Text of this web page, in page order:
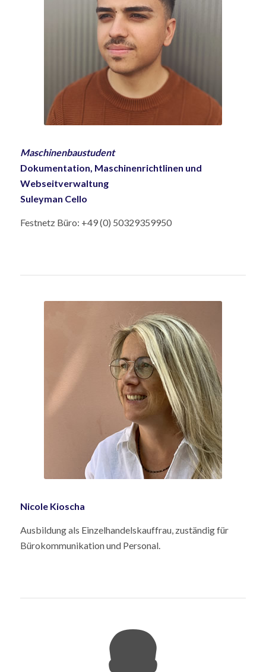
Maschinenbaustudent
Dokumentation, Maschinenrichtlinen und
Webseitverwaltung
Suleyman Cello
Festnetz Büro: +49 (0) 50329359950
Nicole Kioscha
Ausbildung als Einzelhandelskauffrau, zuständig für
Bürokommunikation und Personal.